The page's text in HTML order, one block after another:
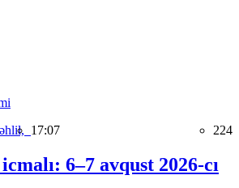
17:07 224
6–7 avqust 2026-cı